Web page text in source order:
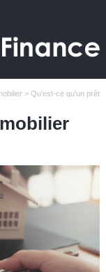
> Qu'est-ce qu'un prêt